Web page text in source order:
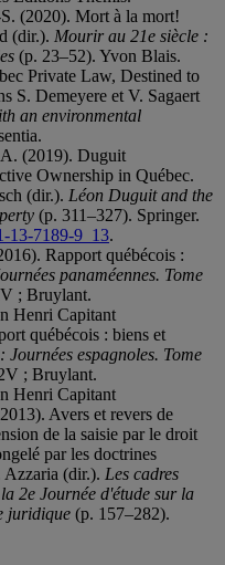
(2020). Mort à la mort!
(dir.). Mourir au 21e siècle :
(p. 23–52). Yvon Blais.
Private Law, Destined to
S. Demeyere et V. Sagaert
an environmental
(2019). Duguit
Ownership in Québec.
(dir.). Léon Duguit and the
(p. 311–327). Springer.
13-7189-9_13.
Rapport québécois :
panaméennes. Tome
; Bruylant.
Henri Capitant
québécois : biens et
Journées espagnoles. Tome
; Bruylant.
Henri Capitant
Avers et revers de
de la saisie par le droit
par les doctrines
Azzaria (dir.). Les cadres
2e Journée d'étude sur la
juridique (p. 157–282).